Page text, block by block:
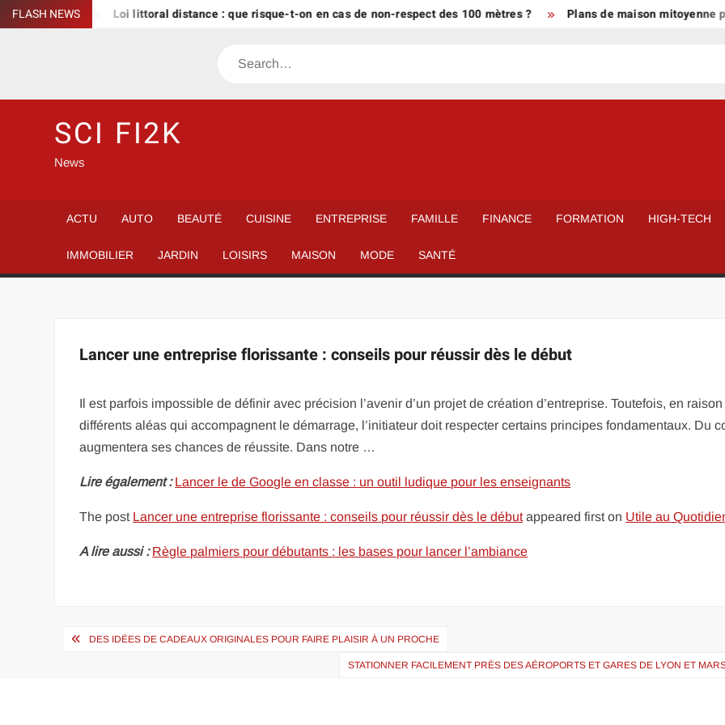
Skip
to
FLASH NEWS
le bailleur Loi littoral distance : que risque-t-on en cas de non-respect des 100 mètres ? Plans de maison mitoyenne
Search
SCI FI2K
News
ACTU AUTO BEAUTÉ CUISINE ENTREPRISE FAMILLE FINANCE FORMATION HIGH-TECH
IMMOBILIER JARDIN LOISIRS MAISON MODE SANTÉ
Lancer une entreprise florissante : conseils pour réussir dès le début
Il est parfois impossible de définir avec précision l’avenir d’un projet de création d’entreprise. Toutefois, en
différents aléas qui accompagnent le démarrage, l’initiateur doit respecter certains principes fondamentaux. Du
augmentera ses chances de réussite. Dans notre …
Lire également : Lancer le de Google en classe : un outil ludique pour les enseignants
The post Lancer une entreprise florissante : conseils pour réussir dès le débutappeared first on Utile au
A lire aussi : Règle palmiers pour débutants : les bases pour lancer l’ambiance
Navigation
DES IDÉES DE CADEAUX ORIGINALES POUR FAIRE PLAISIR À UN PROCHE
STATIONNER FACILEMENT PRÈS DES AÉROPORTS ET GARES DE LYON ET